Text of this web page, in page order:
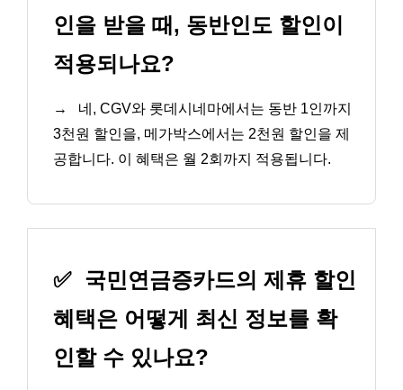
인을 받을 때, 동반인도 할인이
적용되나요?
→
네, CGV와 롯데시네마에서는 동반 1인까지
3천원 할인을, 메가박스에서는 2천원 할인을 제
공합니다. 이 혜택은 월 2회까지 적용됩니다.
✅ 국민연금증카드의 제휴 할인
혜택은 어떻게 최신 정보를 확
인할 수 있나요?